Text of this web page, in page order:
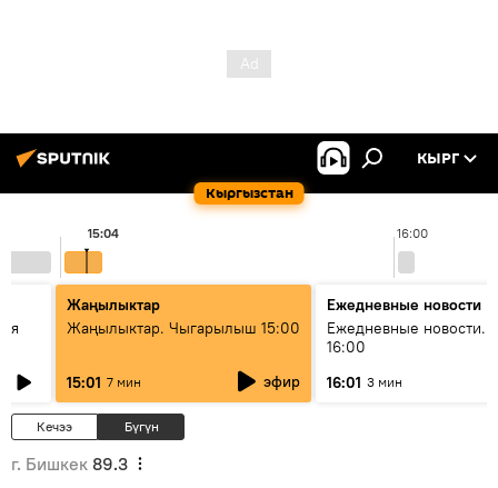
Кыргызстан
КЫРГ
16:00
15:04
Жаңылыктар
Жаңылыктар. Чыгарылыш 15:00
15:01 7 мин эфир
Ежедневные новости
Ежедневные новости.
16:00
16:01 3 мин
Кечээ Бүгүн
г. Бишкек 89.3